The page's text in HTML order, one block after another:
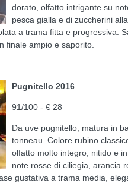
dorato, olfatto intrigante su
pesca gialla e di zuccherini
a trama fitta e progressiva.
finale ampio e saporito.
Pugnitello 2016
91/100 - € 28
Da uve pugnitello, matura in
tonneau. Colore rubino
olfatto molto integro, nitido e
note rosse di ciliegia, arancia
gustativa a trama media,